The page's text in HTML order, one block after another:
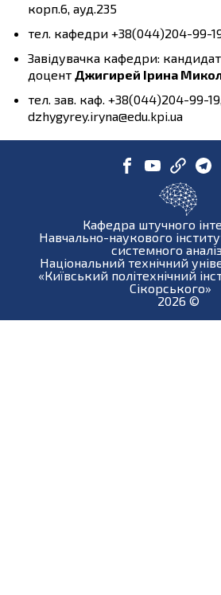
корп.6, ауд.235
тел. кафедри +38(044)204-99-
Завідувачка кафедри:
доцент Джигирей Ірина
тел. зав. каф. +38(044)204-99-
dzhygyrey.iryna@edu.kpi.ua
Кафедра штучного
Навчально-наукового
системного
Національний технічний
«Київський політехнічний
Сікорського»
2026 ©